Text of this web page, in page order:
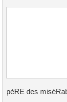
pèRE des